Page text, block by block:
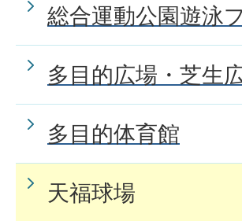
総合運動公園遊泳
多目的広場・芝生
多目的体育館
天福球場